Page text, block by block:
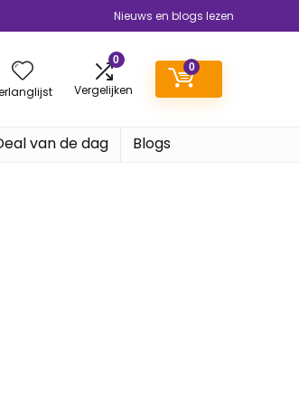
Nieuws en blogs lezen
0
Vergelijken
0
van de dag Blogs